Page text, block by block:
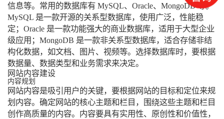
信息等。常用的数据库有 MySQL、Oracle、MongoDB 等。
MySQL 是一款开源的关系型数据库，使用广泛，性能稳
定；Oracle 是一款功能强大的商业数据库，适用于大型企业
级应用；MongoDB 是一款非关系型数据库，适合存储非结
构化数据，如文档、图片、视频等。选择数据库时，要根据
数据量、数据类型和业务需求来决定。
网站内容建设
内容规划
网站内容是吸引用户的关键，要根据网站的目标和定位来规
划内容。确定网站的核心主题和栏目，围绕这些主题和栏目
创作高质量的内容。内容要具有实用性、原创性和价值性，